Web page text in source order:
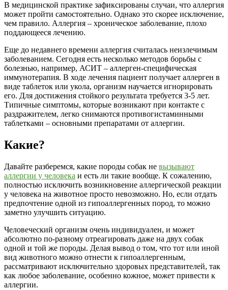
В медицинской практике зафиксированы случаи, что аллергия
может пройти самостоятельно. Однако это скорее исключение,
чем правило. Аллергия – хроническое заболевание, плохо
поддающееся лечению.
Еще до недавнего времени аллергия считалась неизлечимым
заболеванием. Сегодня есть несколько методов борьбы с
болезнью, например, АСИТ – аллерген-специфическая
иммунотерапия. В ходе лечения пациент получает аллерген в
виде таблеток или укола, организм научается игнорировать
его. Для достижения стойкого результата требуется 3-5 лет.
Типичные симптомы, которые возникают при контакте с
раздражителем, легко снимаются противогистаминными
таблетками – основными препаратами от аллергии.
Какие?
Давайте разберемся, какие породы собак не вызывают
аллергии у человека и есть ли такие вообще. К сожалению,
полностью исключить возникновение аллергической реакции
у человека на животное просто невозможно. Но, если отдать
предпочтение одной из гипоаллергенных пород, то можно
заметно улучшить ситуацию.
Человеческий организм очень индивидуален, и может
абсолютно по-разному отреагировать даже на двух собак
одной и той же породы. Делая вывод о том, что тот или иной
вид животного можно отнести к гипоаллергенным,
рассматривают исключительно здоровых представителей, так
как любое заболевание, особенно кожное, может привести к
аллергии.